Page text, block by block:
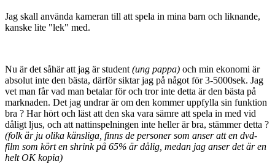
Jag skall använda kameran till att spela in mina barn och liknande,
kanske lite "lek" med.
Nu är det såhär att jag är student (ung pappa) och min ekonomi är
absolut inte den bästa, därför siktar jag på något för 3-5000sek. Jag
vet man får vad man betalar för och tror inte detta är den bästa på
marknaden. Det jag undrar är om den kommer uppfylla sin funktion
bra ? Har hört och läst att den ska vara sämre att spela in med vid
dåligt ljus, och att nattinspelningen inte heller är bra, stämmer detta ?
(folk är ju olika känsliga, finns de personer som anser att en dvd-
film som kört en shrink på 65% är dålig, medan jag anser det är en
helt OK kopia)